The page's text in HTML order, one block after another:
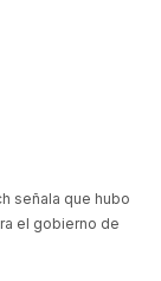
señala que hubo
el gobierno de